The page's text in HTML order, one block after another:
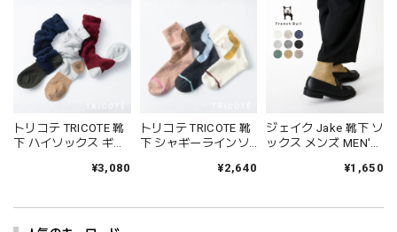
トリコテ TRICOTE 靴
下 ハイソックス ギャ
クス レディース おし
¥3,080
トリコテ TRICOTE 靴
下 シャギーラインソ
本製 国産 秋冬 おしゃ
¥2,640
ジェイク Jake 靴下 ソ
ックス メンズ MEN'S
夏 ブランド 日本製 国
¥1,650